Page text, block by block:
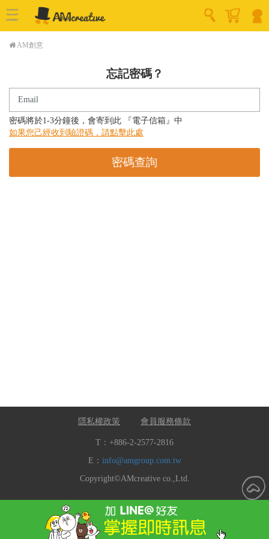
AM創意
忘記密碼？
Email
密碼將於1-3分鐘後，會寄到此 『電子信箱』中
如果您己經收到驗證碼，請點擊此處
密碼查詢
隱私權政策 會員服務條款
T：+886-2-2577-2816
E： info@amgroup.com.tw
Copyright©AMcreative co.,Ltd.